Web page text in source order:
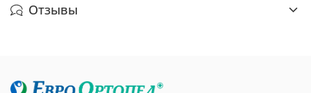
Отзывы